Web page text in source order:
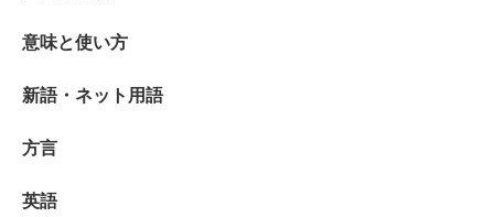
意味と使い方
新語・ネット用語
方言
英語